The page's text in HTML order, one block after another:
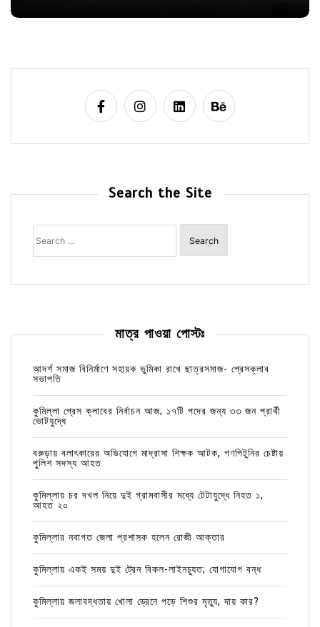
Search the Site
Search
for:
মাত্র পাওয়া পোস্টঃ
আদর্শ সমাজ বিনির্মাণে সহায়ক ভুমিকা রাখে ছাত্রসমাজ- প্রেসক্লাব
সভাপতি
কুমিল্লা প্রেস ক্লাবের নির্বাচন আজ; ১৭টি পদের জন্য ৩৩ জন প্রার্থী
ভোটযুদ্ধে
বরুড়ায় বলাৎকারের অভিযোগে মাদ্রাসা শিক্ষক আটক, গণপিটুনির চেষ্টায়
পুলিশ সদস্য আহত
কুমিল্লায় চর দখল নিয়ে দুই গ্রামবাসীর মধ্যে টেটাযুদ্ধে নিহত ১,
আহত ২০
কুমিল্লার নবাগত জেলা প্রশাসক হলেন রোজী আক্তার
কুমিল্লায় একই সময় দুই ট্রেন বিকল-লাইনচ্যুত; যোগাযোগ বন্ধ
কুমিল্লায় জলাবদ্ধতায় খোলা ড্রেনে পড়ে শিশুর মৃত্যু, দায় কার?